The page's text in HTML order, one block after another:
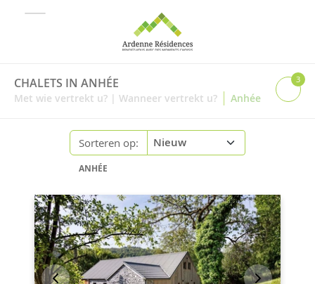
CHALETS IN ANHÉE
Met wie vertrekt u? | Wanneer vertrekt u? | Anhée
3
Sorteren op:
ANHÉE